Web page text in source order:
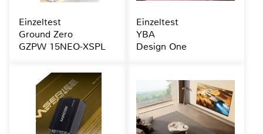
Einzeltest
Ground Zero
GZPW 15NEO-XSPL
Einzeltest
YBA
Design One